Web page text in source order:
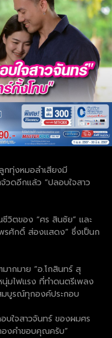
กทุ่งหมอลำเสียงมี
ดอีกแล้ว “ปลอบใจสาว
วิตของ “ศร สินชัย” และ
รศักดิ์ ส่องแสดง” ซึ่งเป็นก
ากมาย “อ.โกสินทร์ สุ
นุ่มไฟแรง ที่ทำดนตรีเพลง
มบูรณ์ทุกองค์ประกอบ
บใจสาวจันทร์ ของผมศร
งคำขอบคุณครับ”